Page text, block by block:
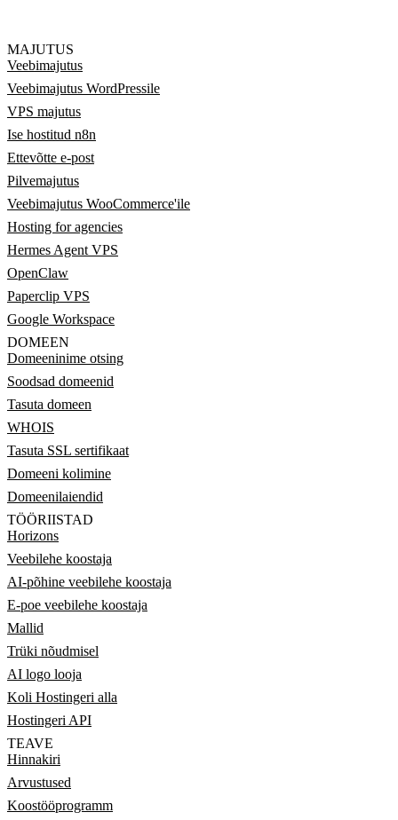
MAJUTUS
Veebimajutus
Veebimajutus WordPressile
VPS majutus
Ise hostitud n8n
Ettevõtte e-post
Pilvemajutus
Veebimajutus WooCommerce'ile
Hosting for agencies
Hermes Agent VPS
OpenClaw
Paperclip VPS
Google Workspace
DOMEEN
Domeeninime otsing
Soodsad domeenid
Tasuta domeen
WHOIS
Tasuta SSL sertifikaat
Domeeni kolimine
Domeenilaiendid
TÖÖRIISTAD
Horizons
Veebilehe koostaja
AI-põhine veebilehe koostaja
E-poe veebilehe koostaja
Mallid
Trüki nõudmisel
AI logo looja
Koli Hostingeri alla
Hostingeri API
TEAVE
Hinnakiri
Arvustused
Koostööprogramm